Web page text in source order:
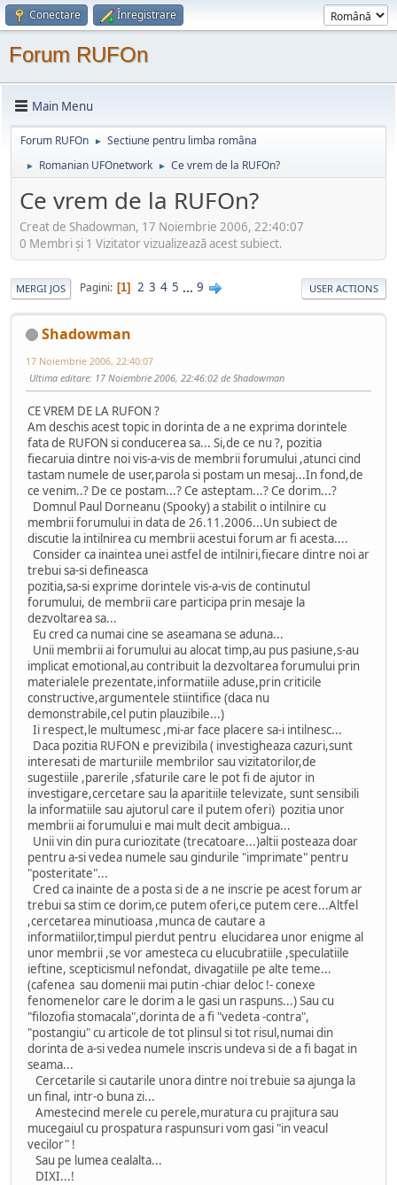
Conectare Înregistrare
Forum RUFOn
Main Menu
Forum RUFOn ► Sectiune pentru limba româna
► Romanian UFOnetwork ► Ce vrem de la RUFOn?
Ce vrem de la RUFOn?
Creat de Shadowman, 17 Noiembrie 2006, 22:40:07
0 Membri şi 1 Vizitator vizualizează acest subiect.
MERGI JOS Pagini 1 2 3 4 5 ... 9 USER ACTIONS
Shadowman
17 Noiembrie 2006, 22:40:07
Ultima editare: 17 Noiembrie 2006, 22:46:02 de Shadowman
CE VREM DE LA RUFON ?
Am deschis acest topic in dorinta de a ne exprima dorintele
fata de RUFON si conducerea sa... Si,de ce nu ?, pozitia
fiecaruia dintre noi vis-a-vis de membrii forumului ,atunci cind
tastam numele de user,parola si postam un mesaj...In fond,de
ce venim..? De ce postam...? Ce asteptam...? Ce dorim...?
Domnul Paul Dorneanu (Spooky) a stabilit o intilnire cu
membrii forumului in data de 26.11.2006...Un subiect de
discutie la intilnirea cu membrii acestui forum ar fi acesta....
Consider ca inaintea unei astfel de intilniri,fiecare dintre noi ar
trebui sa-si defineasca
pozitia,sa-si exprime dorintele vis-a-vis de continutul
forumului, de membrii care participa prin mesaje la
dezvoltarea sa...
Eu cred ca numai cine se aseamana se aduna...
Unii membrii ai forumului au alocat timp,au pus pasiune,s-au
implicat emotional,au contribuit la dezvoltarea forumului prin
materialele prezentate,informatiile aduse,prin criticile
constructive,argumentele stiintifice (daca nu
demonstrabile,cel putin plauzibile...)
Ii respect,le multumesc ,mi-ar face placere sa-i intilnesc...
Daca pozitia RUFON e previzibila ( investigheaza cazuri,sunt
interesati de marturiile membrilor sau vizitatorilor,de
sugestiile ,parerile ,sfaturile care le pot fi de ajutor in
investigare,cercetare sau la aparitiile televizate, sunt sensibili
la informatiile sau ajutorul care il putem oferi) pozitia unor
membrii ai forumului e mai mult decit ambigua...
Unii vin din pura curiozitate (trecatoare...)altii posteaza doar
pentru a-si vedea numele sau gindurile "imprimate" pentru
"posteritate"...
Cred ca inainte de a posta si de a ne inscrie pe acest forum ar
trebui sa stim ce dorim,ce putem oferi,ce putem cere...Altfel
,cercetarea minutioasa ,munca de cautare a
informatiilor,timpul pierdut pentru elucidarea unor enigme al
unor membrii ,se vor amesteca cu elucubratiile ,speculatiile
ieftine, scepticismul nefondat, divagatiile pe alte teme...
(cafenea sau domenii mai putin -chiar deloc !- conexe
fenomenelor care le dorim a le gasi un raspuns...) Sau cu
"filozofia stomacala",dorinta de a fi "vedeta -contra",
"postangiu" cu articole de tot plinsul si tot risul,numai din
dorinta de a-si vedea numele inscris undeva si de a fi bagat in
seama...
Cercetarile si cautarile unora dintre noi trebuie sa ajunga la
un final, intr-o buna zi...
Amestecind merele cu perele,muratura cu prajitura sau
mucegaiul cu prospatura raspunsuri vom gasi "in veacul
vecilor" !
Sau pe lumea cealalta...
DIXI...!